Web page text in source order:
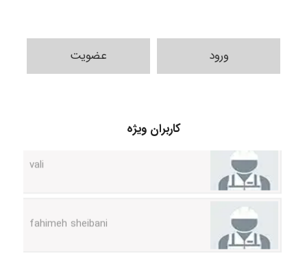
ورود عضویت
کاربران ویژه